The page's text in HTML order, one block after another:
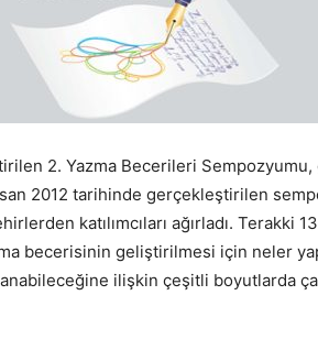
2. Yazma Becerileri Sempozyumu,
2012 tarihinde gerçekleştirilen
katılımcıları ağırladı. Terakki
becerisinin geliştirilmesi için neler
ilişkin çeşitli boyutlarda